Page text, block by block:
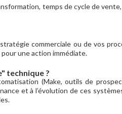
temps de cycle de vente,
commerciale ou de vos
une action immédiate.
technique ?
(Make, outils de
et à l’évolution de ces